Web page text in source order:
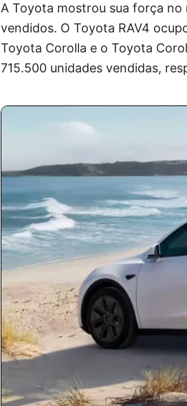
A Toyota mostrou sua força
vendidos. O Toyota RAV4
Toyota Corolla e o Toyota
715.500 unidades vendidas,